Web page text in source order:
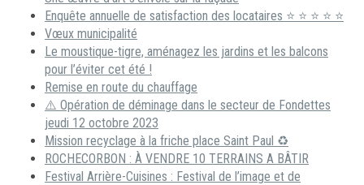
Enquête annuelle de satisfaction des locataires ⭐ ⭐ ⭐ ⭐ ⭐
Vœux municipalité
Le moustique-tigre, aménagez les jardins et les balcons
pour l’éviter cet été !
Remise en route du chauffage
⚠️ Opération de déminage dans le secteur de Fondettes
jeudi 12 octobre 2023
Mission recyclage à la friche place Saint Paul ♻️
ROCHECORBON : À VENDRE 10 TERRAINS A BÂTIR
Festival Arrière-Cuisines : Festival de l’image et de